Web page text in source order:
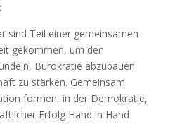
sind Teil einer gemeinsamen
gekommen, um den
Bürokratie abzubauen
zu stärken. Gemeinsam
formen, in der Demokratie,
Erfolg Hand in Hand